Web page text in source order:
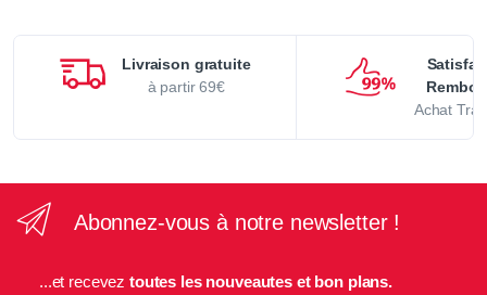
Livraison gratuite
à partir 69€
Achat
Abonnez-vous à notre newsletter !
...et recevez toutes les nouveautes et bon plans.